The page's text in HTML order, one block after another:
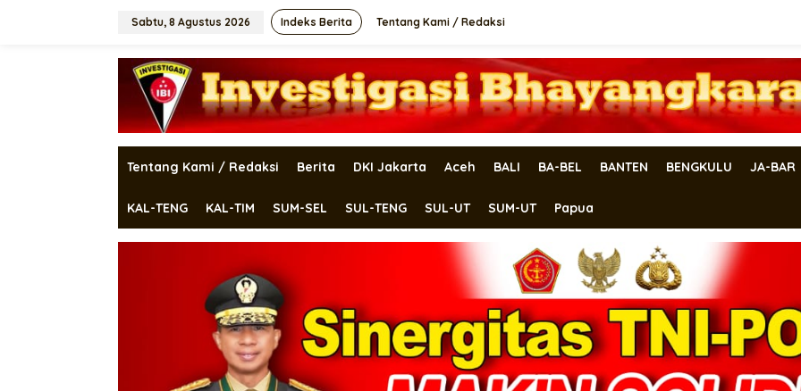
Sabtu, 8 Agustus 2026 Indeks Berita Tentang Kami / Redaksi
Tentang Kami / Redaksi Berita DKI Jakarta Aceh BALI BA-BEL BANTEN BENGKULU JA-BAR
KAL-TENG KAL-TIM SUM-SEL SUL-TENG SUL-UT SUM-UT Papua